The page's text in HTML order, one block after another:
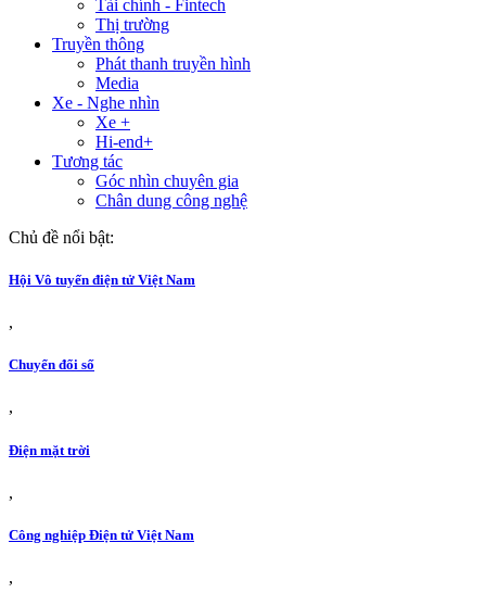
Tài chính - Fintech
Thị trường
Truyền thông
Phát thanh truyền hình
Media
Xe - Nghe nhìn
Xe +
Hi-end+
Tương tác
Góc nhìn chuyên gia
Chân dung công nghệ
Chủ đề nổi bật:
Hội Vô tuyến điện tử Việt Nam
,
Chuyển đổi số
,
Điện mặt trời
,
Công nghiệp Điện tử Việt Nam
,